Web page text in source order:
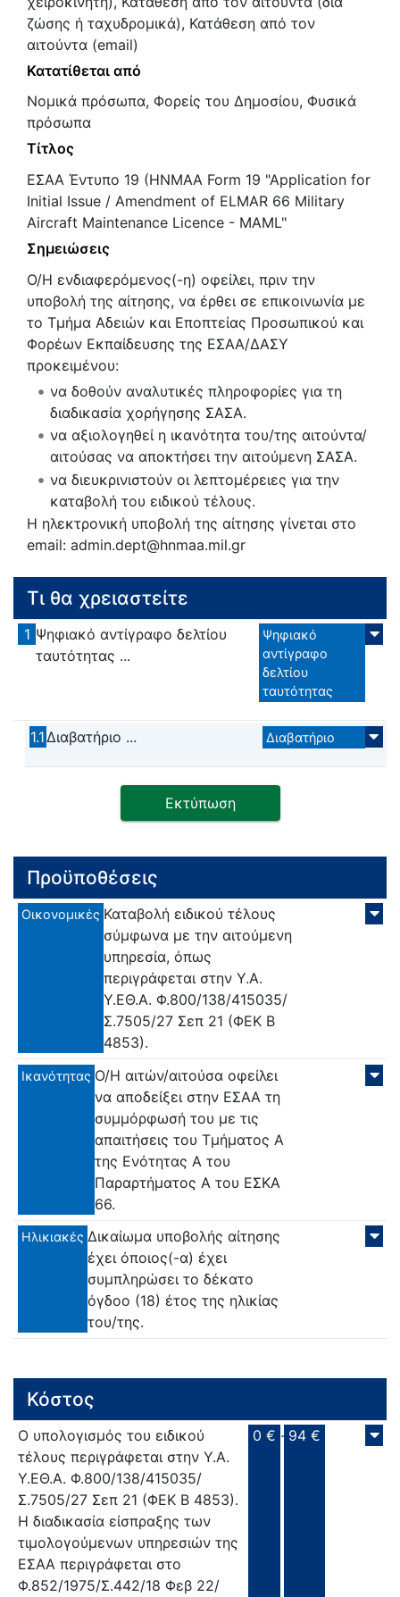
ζώσης ή ταχυδρομικά), Κατάθεση από τον
αιτούντα (email)
Κατατίθεται από
Νομικά πρόσωπα, Φορείς του Δημοσίου, Φυσικά
πρόσωπα
Τίτλος
ΕΣΑΑ Έντυπο 19 (HNMAA Form 19 "Application for
Initial Issue / Amendment of ELMAR 66 Military
Aircraft Maintenance Licence - MAML"
Σημειώσεις
Ο/Η ενδιαφερόμενος(-η) οφείλει, πριν την
υποβολή της αίτησης, να έρθει σε επικοινωνία με
το Τμήμα Αδειών και Εποπτείας Προσωπικού και
Φορέων Εκπαίδευσης της ΕΣΑΑ/ΔΑΣΥ
προκειμένου:
να δοθούν αναλυτικές πληροφορίες για τη
διαδικασία χορήγησης ΣΑΣΑ.
να αξιολογηθεί η ικανότητα του/της αιτούντα/
αιτούσας να αποκτήσει την αιτούμενη ΣΑΣΑ.
να διευκρινιστούν οι λεπτομέρειες για την
καταβολή του ειδικού τέλους.
Η ηλεκτρονική υποβολή της αίτησης γίνεται στο
email: admin.dept@hnmaa.mil.gr
Τι θα χρειαστείτε
1 Ψηφιακό αντίγραφο δελτίου
ταυτότητας ...
Ψηφιακό
αντίγραφο
δελτίου
ταυτότητας
1.1Διαβατήριο ... Διαβατήριο
Εκτύπωση
Προϋποθέσεις
Οικονομικές Καταβολή ειδικού τέλους
σύμφωνα με την αιτούμενη
υπηρεσία, όπως
περιγράφεται στην Υ.Α.
Υ.ΕΘ.Α. Φ.800/138/415035/
Σ.7505/27 Σεπ 21 (ΦΕΚ Β
4853).
Ικανότητας Ο/H αιτών/αιτούσα οφείλει
να αποδείξει στην ΕΣΑΑ τη
συμμόρφωσή του με τις
απαιτήσεις του Τμήματος Α
της Ενότητας Α του
Παραρτήματος Α του ΕΣΚΑ
66.
Ηλικιακές Δικαίωμα υποβολής αίτησης
έχει όποιος(-α) έχει
συμπληρώσει το δέκατο
όγδοο (18) έτος της ηλικίας
του/της.
Κόστος
Ο υπολογισμός του ειδικού
τέλους περιγράφεται στην Υ.Α.
Υ.ΕΘ.Α. Φ.800/138/415035/
Σ.7505/27 Σεπ 21 (ΦΕΚ Β 4853).
Η διαδικασία είσπραξης των
τιμολογούμενων υπηρεσιών της
ΕΣΑΑ περιγράφεται στο
Φ.852/1975/Σ.442/18 Φεβ 22/
0 € - 94 €